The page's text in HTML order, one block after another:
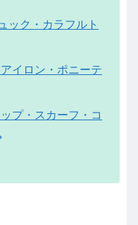
ック・カラフルト
イロン・ポニーテ
プ・スカーフ・コ